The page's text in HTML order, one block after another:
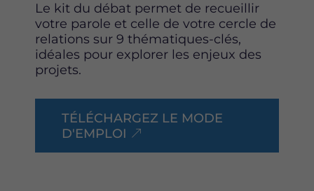
e
b
o
o
t
t
e
r
e
Le kit du débat permet de recueillir
votre parole et celle de votre cercle de
relations sur 9 thématiques-clés,
idéales pour explorer les enjeux des
projets.
TÉLÉCHARGEZ LE MODE
D'EMPLOI